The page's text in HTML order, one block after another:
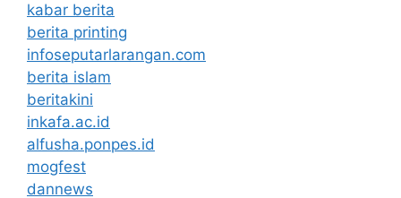
kabar berita
berita printing
infoseputarlarangan.com
berita islam
beritakini
inkafa.ac.id
alfusha.ponpes.id
mogfest
dannews